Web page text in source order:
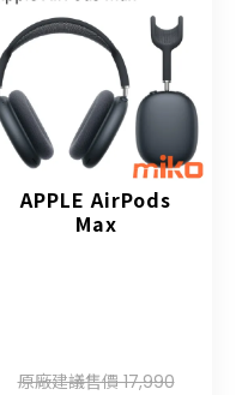
APPLE AirPods
Max
原廠建議售價 17,990